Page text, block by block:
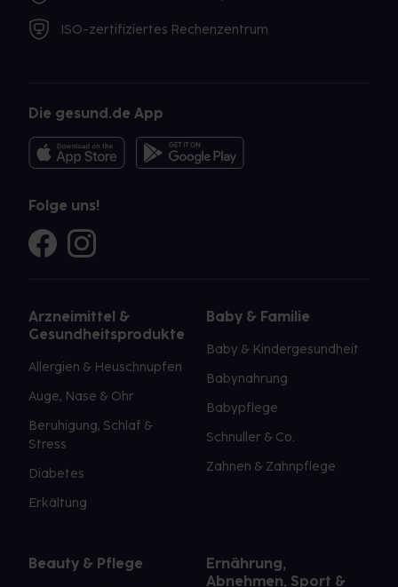
ISO-zertifiziertes Rechenzentrum
Die gesund.de App
Folge uns!
Arzneimittel &
Gesundheitsprodukte
Allergien & Heuschnupfen
Auge, Nase & Ohr
Beruhigung, Schlaf &
Stress
Diabetes
Erkältung
Baby & Familie
Baby & Kindergesundheit
Babynahrung
Babypflege
Schnuller & Co.
Zahnen & Zahnpflege
Beauty & Pflege
Ernährung,
Abnehmen, Sport &